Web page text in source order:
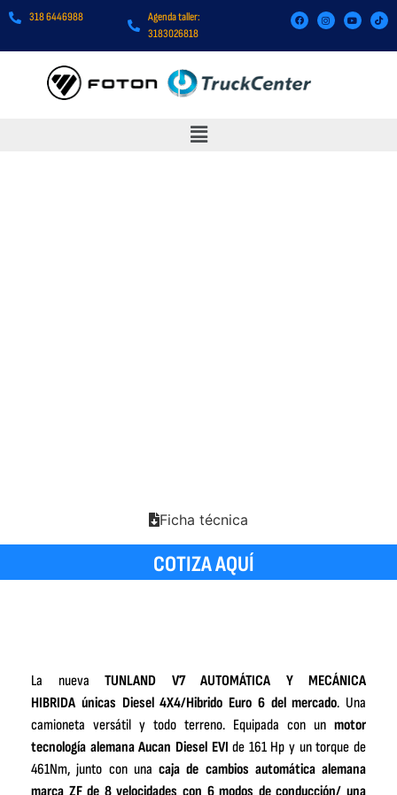
318 6446988
Agenda taller:
3183026818
Ficha técnica
COTIZA AQUÍ
La nueva TUNLAND V7 AUTOMÁTICA Y MECÁNICA
HIBRIDA únicas Diesel 4X4/Hibrido Euro 6 del mercado. Una
camioneta versátil y todo terreno. Equipada con un motor
tecnología alemanaAucan Diesel EVI de 161 Hp y un torque de
461Nm, junto con una caja de cambios automática alemana
marca ZF de 8 velocidades con 6 modos de conducción/ una